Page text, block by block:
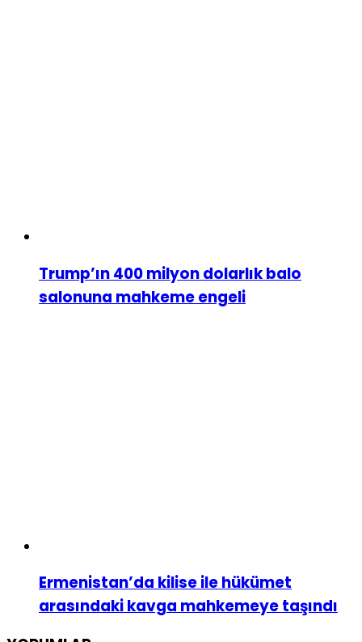
Trump’ın 400 milyon dolarlık balo
salonuna mahkeme engeli
Ermenistan’da kilise ile hükümet
arasındaki kavga mahkemeye taşındı